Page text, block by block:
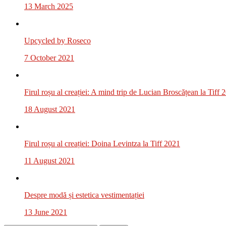
13 March 2025
Upcycled by Roseco
7 October 2021
Firul roșu al creației: A mind trip de Lucian Broscățean la Tiff
18 August 2021
Firul roșu al creației: Doina Levintza la Tiff 2021
11 August 2021
Despre modă și estetica vestimentației
13 June 2021